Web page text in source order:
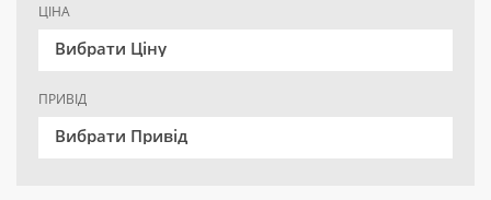
ЦІНА
Вибрати Ціну
ПРИВІД
Вибрати Привід